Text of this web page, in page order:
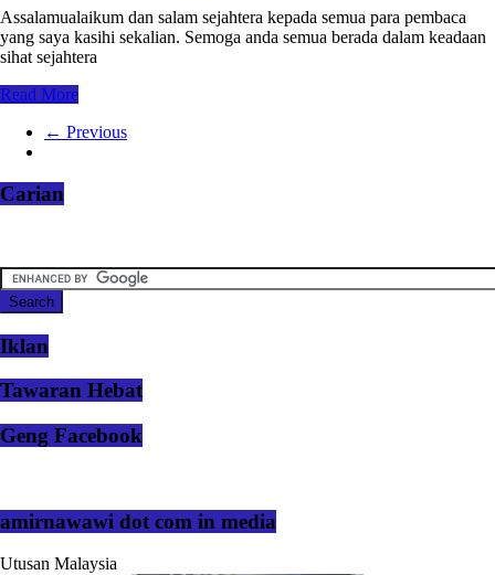
Assalamualaikum dan salam sejahtera kepada semua para pembaca
yang saya kasihi sekalian. Semoga anda semua berada dalam keadaan
sihat sejahtera
Read More
← Previous
Carian
Iklan
Tawaran Hebat
Geng Facebook
amirnawawi dot com in media
Utusan Malaysia